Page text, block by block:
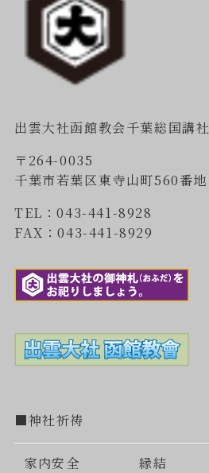
出雲大社函館教会千葉総国講社
〒264-0035
千葉市若葉区東寺山町560番地
TEL：043-441-8928
FAX：043-441-8929
■神社祈祷
家内安全 縁結